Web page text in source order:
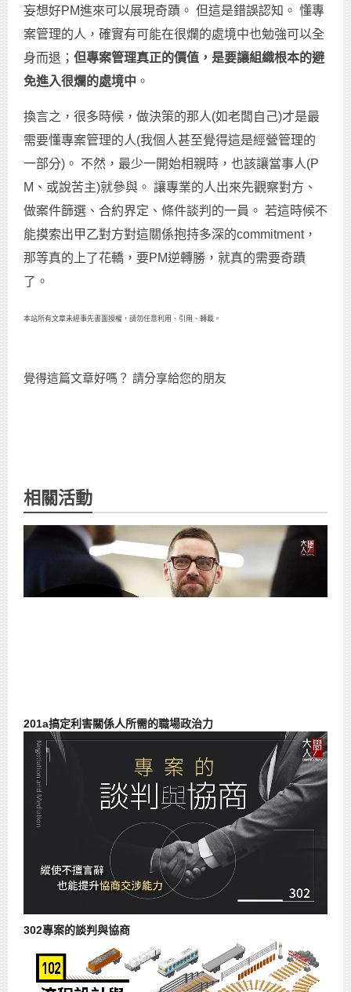
妄想好PM進來可以展現奇蹟。 但這是錯誤認知。 懂專
案管理的人，確實有可能在很爛的處境中也勉強可以全
身而退； 但專案管理真正的價值，是要讓組織根本的避
免進入很爛的處境中 。
換言之，很多時候，做決策的那人(如老闆自己)才是最
需要懂專案管理的人(我個人甚至覺得這是經營管理的
一部分)。 不然，最少一開始相親時，也該讓當事人(P
M、或說苦主)就參與。 讓專業的人出來先觀察對方、
做案件篩選、合約界定、條件談判的一員。 若這時候不
能摸索出甲乙對方對這關係抱持多深的commitment，
那等真的上了花轎，要PM逆轉勝，就真的需要奇蹟
了。
本站所有文章未經事先書面授權，請勿任意利用、引用、轉載。
覺得這篇文章好嗎？ 請分享給您的朋友
相關活動
201a搞定利害關係人所需的職場政治力
302專案的談判與協商